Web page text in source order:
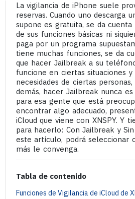
La vigilancia de iPhone suele
reservas. Cuando uno descarga
supone es gratuita, se da
de sus funciones básicas ni
paga por un programa
tiene muchas funciones, se da
que hacer Jailbreak a su
funcione en ciertas situaciones
necesidades de ciertas
demás, hacer Jailbreak nunca es
para esa gente que está
encontrar algo adecuado,
iCloud que viene con XNSPY. Y
para hacerlo: Con Jailbreak y
este artículo, podrá seleccionar
más le convenga.
Tabla de contenido
Funciones de Vigilancia de iCloud de